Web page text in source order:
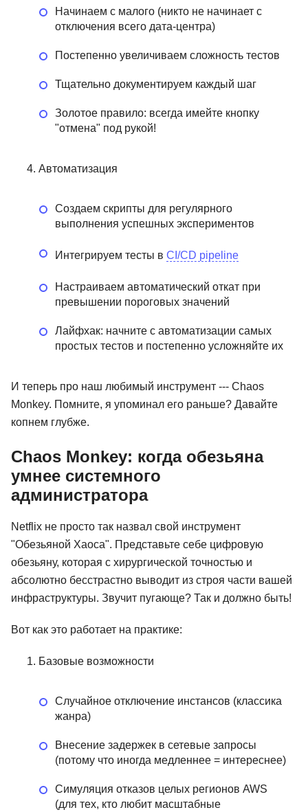
Начинаем с малого (никто не начинает с
отключения всего дата-центра)
Постепенно увеличиваем сложность тестов
Тщательно документируем каждый шаг
Золотое правило: всегда имейте кнопку
"отмена" под рукой!
Автоматизация
Создаем скрипты для регулярного
выполнения успешных экспериментов
Интегрируем тесты в CI/CD pipeline
Настраиваем автоматический откат при
превышении пороговых значений
Лайфхак: начните с автоматизации самых
простых тестов и постепенно усложняйте их
И теперь про наш любимый инструмент --- Chaos
Monkey. Помните, я упоминал его раньше? Давайте
копнем глубже.
Chaos Monkey: когда обезьяна
умнее системного
администратора
Netflix не просто так назвал свой инструмент
"Обезьяной Хаоса". Представьте себе цифровую
обезьяну, которая с хирургической точностью и
абсолютно бесстрастно выводит из строя части вашей
инфраструктуры. Звучит пугающе? Так и должно быть!
Вот как это работает на практике:
Базовые возможности
Случайное отключение инстансов (классика
жанра)
Внесение задержек в сетевые запросы
(потому что иногда медленнее = интереснее)
Симуляция отказов целых регионов AWS
(для тех, кто любит масштабные
261 отзыв Яндекс Практикум 103 отзыва Otus